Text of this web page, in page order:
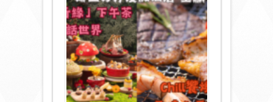
方
舟
度
假
酒
店
呈
獻
秋
日